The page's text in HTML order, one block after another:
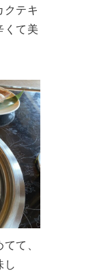
テキ
て美
て、
し